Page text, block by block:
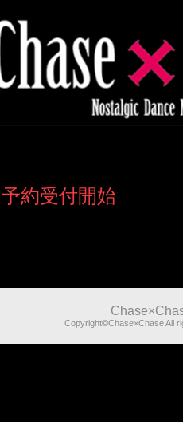
約受付開始
Copyright©Chase×Chase All